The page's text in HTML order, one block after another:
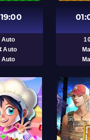
Auto
Auto
Auto